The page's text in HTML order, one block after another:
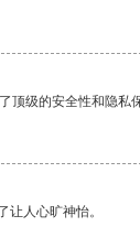
顶级的安全性和隐私保
让人心旷神怡。